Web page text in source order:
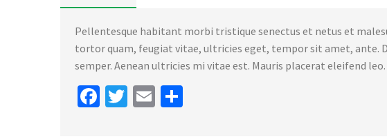
Pellentesque habitant morbi tristique senectus et netus et
tortor quam, feugiat vitae, ultricies eget, tempor sit amet, ante.
semper. Aenean ultricies mi vitae est. Mauris placerat eleifend leo.
Facebook
Twitter
Email